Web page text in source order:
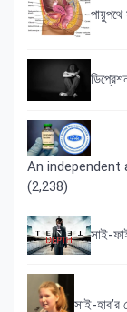
পায়ুপথে
An independent
(2,238)
সাই-
সাই-হাব’র